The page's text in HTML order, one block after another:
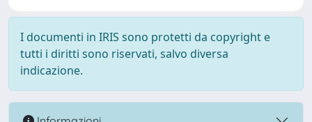
I documenti in IRIS sono protetti da copyright e
tutti i diritti sono riservati, salvo diversa
indicazione.